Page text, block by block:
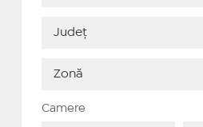
Camere